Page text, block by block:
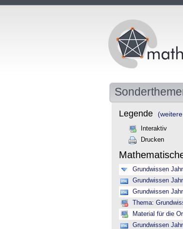
Legende
Interaktiv
Drucken
Grundwissen
Grundwissen
Grundwissen
Thema:
Material für die
Grundwissen